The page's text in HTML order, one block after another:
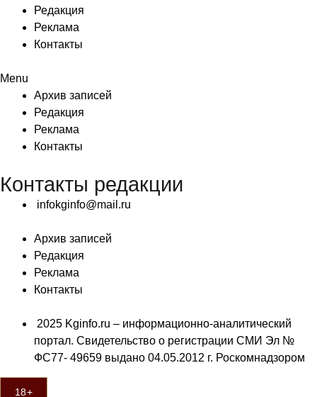
Редакция
Реклама
Контакты
Menu
Архив записей
Редакция
Реклама
Контакты
Контакты редакции
infokginfo@mail.ru
Архив записей
Редакция
Реклама
Контакты
2025 Kginfo.ru – информационно-аналитический
портал. Свидетельство о регистрации СМИ Эл №
ФС77- 49659 выдано 04.05.2012 г. Роскомнадзором
18+